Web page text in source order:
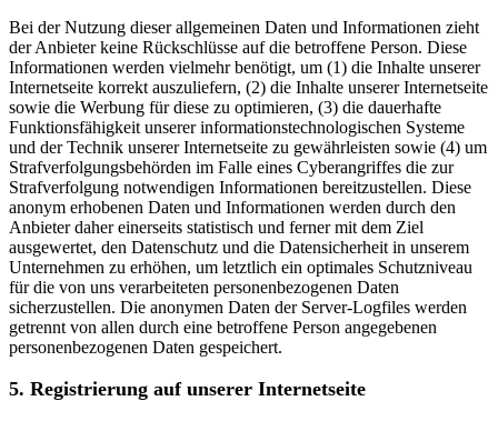
Bei der Nutzung dieser allgemeinen Daten und Informationen zieht
der Anbieter keine Rückschlüsse auf die betroffene Person. Diese
Informationen werden vielmehr benötigt, um (1) die Inhalte unserer
Internetseite korrekt auszuliefern, (2) die Inhalte unserer Internetseite
sowie die Werbung für diese zu optimieren, (3) die dauerhafte
Funktionsfähigkeit unserer informationstechnologischen Systeme
und der Technik unserer Internetseite zu gewährleisten sowie (4) um
Strafverfolgungsbehörden im Falle eines Cyberangriffes die zur
Strafverfolgung notwendigen Informationen bereitzustellen. Diese
anonym erhobenen Daten und Informationen werden durch den
Anbieter daher einerseits statistisch und ferner mit dem Ziel
ausgewertet, den Datenschutz und die Datensicherheit in unserem
Unternehmen zu erhöhen, um letztlich ein optimales Schutzniveau
für die von uns verarbeiteten personenbezogenen Daten
sicherzustellen. Die anonymen Daten der Server-Logfiles werden
getrennt von allen durch eine betroffene Person angegebenen
personenbezogenen Daten gespeichert.
5. Registrierung auf unserer Internetseite